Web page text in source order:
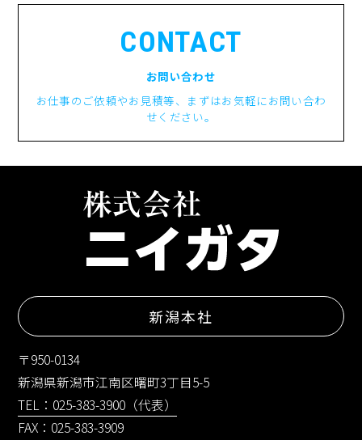
CONTACT
お問い合わせ
お仕事のご依頼やお見積等、まずはお気軽にお問い合わ
せください。
新潟本社
〒950-0134
新潟県新潟市江南区曙町3丁目5-5
TEL：025-383-3900（代表）
FAX：025-383-3909